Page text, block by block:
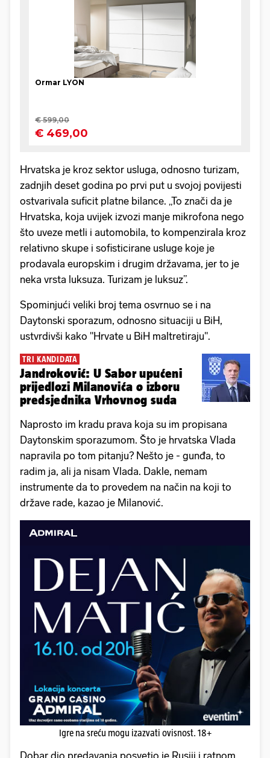
Hrvatska je kroz sektor usluga, odnosno turizam,
zadnjih deset godina po prvi put u svojoj povijesti
ostvarivala suficit platne bilance. „To znači da je
Hrvatska, koja uvijek izvozi manje mikrofona nego
što uveze metli i automobila, to kompenzirala kroz
relativno skupe i sofisticirane usluge koje je
prodavala europskim i drugim državama, jer to je
neka vrsta luksuza. Turizam je luksuz”.
Spominjući veliki broj tema osvrnuo se i na
Daytonski sporazum, odnosno situaciji u BiH,
ustvrdivši kako "Hrvate u BiH maltretiraju".
TRI KANDIDATA
Jandroković: U Sabor upućeni
prijedlozi Milanovića o izboru
predsjednika Vrhovnog suda
Naprosto im kradu prava koja su im propisana
Daytonskim sporazumom. Što je hrvatska Vlada
napravila po tom pitanju? Nešto je - gunđa, to
radim ja, ali ja nisam Vlada. Dakle, nemam
instrumente da to provedem na način na koji to
države rade, kazao je Milanović.
Igre na sreću mogu izazvati ovisnost. 18+